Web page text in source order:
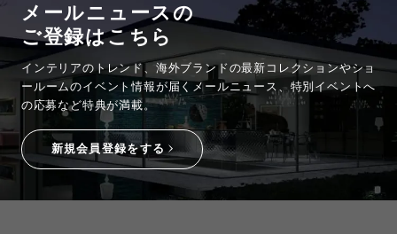
メールニュースの
ご登録はこちら
インテリアのトレンド、海外ブランドの最新コレクションやショ
ールームのイベント情報が 届くメールニュース、特別イベントへ
の応募など特典が満載。
新規会員登録をする